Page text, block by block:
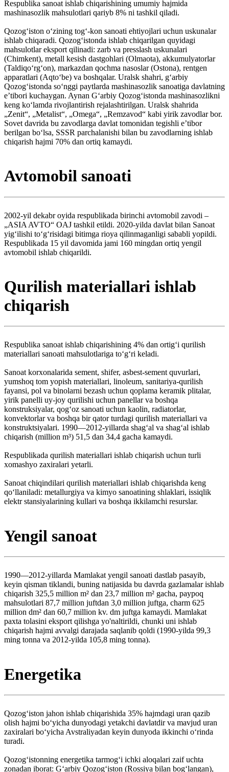
Respublika sanoat ishlab chiqarishining umumiy hajmida
mashinasozlik mahsulotlari qariyb 8% ni tashkil qiladi.
Qozogʻiston oʻzining togʻ-kon sanoati ehtiyojlari uchun uskunalar
ishlab chiqaradi. Qozogʻistonda ishlab chiqarilgan quyidagi
mahsulotlar eksport qilinadi: zarb va presslash uskunalari
(Chimkent), metall kesish dastgohlari (Olmaota), akkumulyatorlar
(Taldiqoʻrgʻon), markazdan qochma nasoslar (Ostona), rentgen
apparatlari (Aqtoʻbe) va boshqalar. Uralsk shahri, gʻarbiy
Qozogʻistonda soʻnggi paytlarda mashinasozlik sanoatiga davlatning
eʼtibori kuchaygan. Aynan Gʻarbiy Qozogʻistonda mashinasozlikni
keng koʻlamda rivojlantirish rejalashtirilgan. Uralsk shahrida
„Zenit“, „Metalist“, „Omega“, „Remzavod“ kabi yirik zavodlar bor.
Sovet davrida bu zavodlarga davlat tomonidan tegishli eʼtibor
berilgan boʻlsa, SSSR parchalanishi bilan bu zavodlarning ishlab
chiqarish hajmi 70% dan ortiq kamaydi.
Avtomobil sanoati
2002-yil dekabr oyida respublikada birinchi avtomobil zavodi –
„ASIA AVTO“ OAJ tashkil etildi. 2020-yilda davlat bilan Sanoat
yigʻilishi toʻgʻrisidagi bitimga rioya qilinmaganligi sababli yopildi.
Respublikada 15 yil davomida jami 160 mingdan ortiq yengil
avtomobil ishlab chiqarildi.
Qurilish materiallari ishlab
chiqarish
Respublika sanoat ishlab chiqarishining 4% dan ortigʻi qurilish
materiallari sanoati mahsulotlariga toʻgʻri keladi.
Sanoat korxonalarida sement, shifer, asbest-sement quvurlari,
yumshoq tom yopish materiallari, linoleum, sanitariya-qurilish
fayansi, pol va binolarni bezash uchun qoplama keramik plitalar,
yirik panelli uy-joy qurilishi uchun panellar va boshqa
konstruksiyalar, qogʻoz sanoati uchun kaolin, radiatorlar,
konvektorlar va boshqa bir qator turdagi qurilish materiallari va
konstruktsiyalari. 1990—2012-yillarda shagʻal va shagʻal ishlab
chiqarish (million m³) 51,5 dan 34,4 gacha kamaydi.
Respublikada qurilish materiallari ishlab chiqarish uchun turli
xomashyo zaxiralari yetarli.
Sanoat chiqindilari qurilish materiallari ishlab chiqarishda keng
qoʻllaniladi: metallurgiya va kimyo sanoatining shlaklari, issiqlik
elektr stansiyalarining kullari va boshqa ikkilamchi resurslar.
Yengil sanoat
1990—2012-yillarda Mamlakat yengil sanoati dastlab pasayib,
keyin qisman tiklandi, buning natijasida bu davrda gazlamalar ishlab
chiqarish 325,5 million m² dan 23,7 million m² gacha, paypoq
mahsulotlari 87,7 million juftdan 3,0 million juftga, charm 625
million dm² dan 60,7 million kv. dm juftga kamaydi. Mamlakat
paxta tolasini eksport qilishga yo'naltirildi, chunki uni ishlab
chiqarish hajmi avvalgi darajada saqlanib qoldi (1990-yilda 99,3
ming tonna va 2012-yilda 105,8 ming tonna).
Energetika
Qozogʻiston jahon ishlab chiqarishida 35% hajmdagi uran qazib
olish hajmi boʻyicha dunyodagi yetakchi davlatdir va mavjud uran
zaxiralari boʻyicha Avstraliyadan keyin dunyoda ikkinchi oʻrinda
turadi.
Qozogʻistonning energetika tarmogʻi ichki aloqalari zaif uchta
zonadan iborat: Gʻarbiy Qozogʻiston (Rossiya bilan bogʻlangan),